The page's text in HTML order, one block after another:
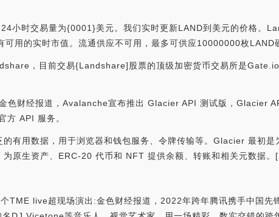
小时交易量为{0001}美元。我们实时更新LAND到美元的价格。
用的实时市值。流通供应不可用，最多可供应10000000枚LAND
，目前交易{Landshare]股票的顶级加密货币交易所是
色财经报道，Avalanche宣布推出 Glacier API 测试版，Glacier
方 API 服务。
有用数据，用于浏览器和钱包服务、令牌传输等。Glacier 最初
原生资产、ERC-20 代币和 NFT 提供余额、转账和相关元数据
TME live超现场演出:金色财经报道，2022年跨年腾讯携手中国